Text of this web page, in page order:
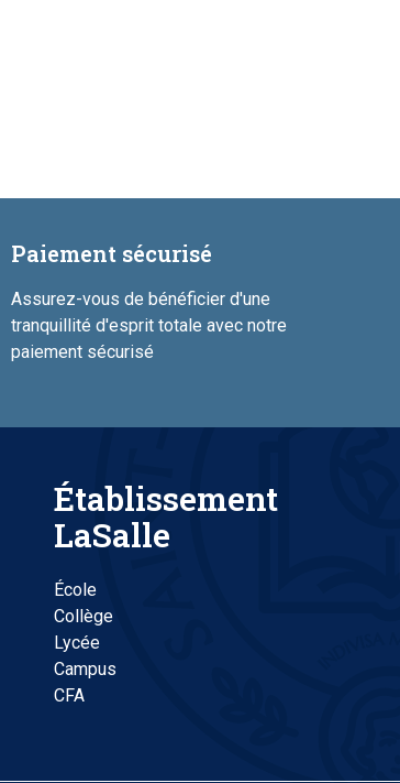
Paiement sécurisé
Assurez-vous de bénéficier d'une
tranquillité d'esprit totale avec notre
paiement sécurisé
Établissement
LaSalle
École
Collège
Lycée
Campus
CFA